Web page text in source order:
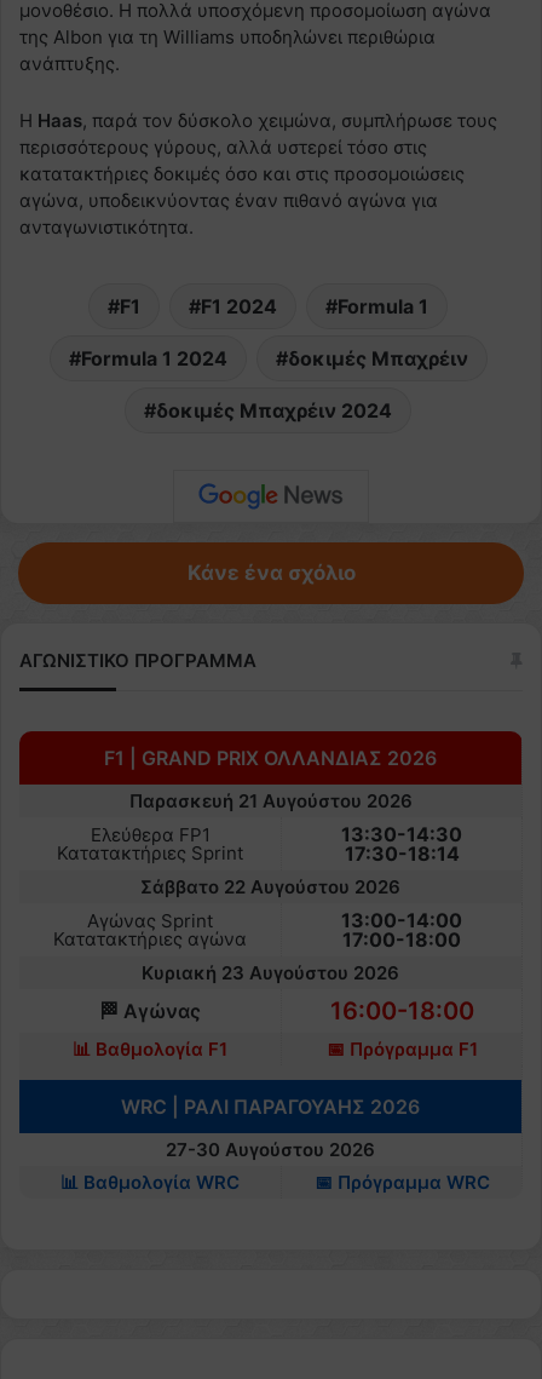
μονοθέσιο. Η πολλά υποσχόμενη προσομοίωση αγώνα
της Albon για τη Williams υποδηλώνει περιθώρια
ανάπτυξης.
Η Haas, παρά τον δύσκολο χειμώνα, συμπλήρωσε τους
περισσότερους γύρους, αλλά υστερεί τόσο στις
κατατακτήριες δοκιμές όσο και στις προσομοιώσεις
αγώνα, υποδεικνύοντας έναν πιθανό αγώνα για
ανταγωνιστικότητα.
F1 F1 2024 Formula 1
Formula 1 2024 δοκιμές Μπαχρέιν
δοκιμές Μπαχρέιν 2024
Κάνε ένα σχόλιο
ΑΓΩΝΙΣΤΙΚΟ ΠΡΟΓΡΑΜΜΑ
F1 | GRAND PRIX ΟΛΛΑΝΔΙΑΣ 2026
Παρασκευή 21 Αυγούστου 2026
Ελεύθερα FP1
Κατατακτήριες Sprint
13:30-14:30
17:30-18:14
Σάββατο 22 Αυγούστου 2026
Αγώνας Sprint
Κατατακτήριες αγώνα
13:00-14:00
17:00-18:00
Κυριακή 23 Αυγούστου 2026
🏁 Αγώνας 16:00-18:00
📊 Βαθμολογία F1 📅 Πρόγραμμα F1
WRC | ΡΑΛΙ ΠΑΡΑΓΟΥΑΗΣ 2026
27-30 Αυγούστου 2026
📊 Βαθμολογία WRC
📅 Πρόγραμμα WRC